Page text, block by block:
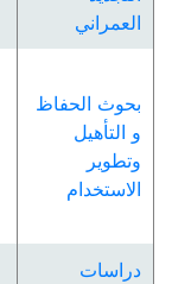
العمراني
بحوث الحفاظ
و التأهيل
وتطوير
الاستخدام
دراسات